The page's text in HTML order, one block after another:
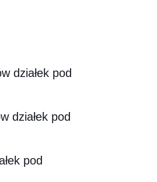
działek pod
działek pod
pod